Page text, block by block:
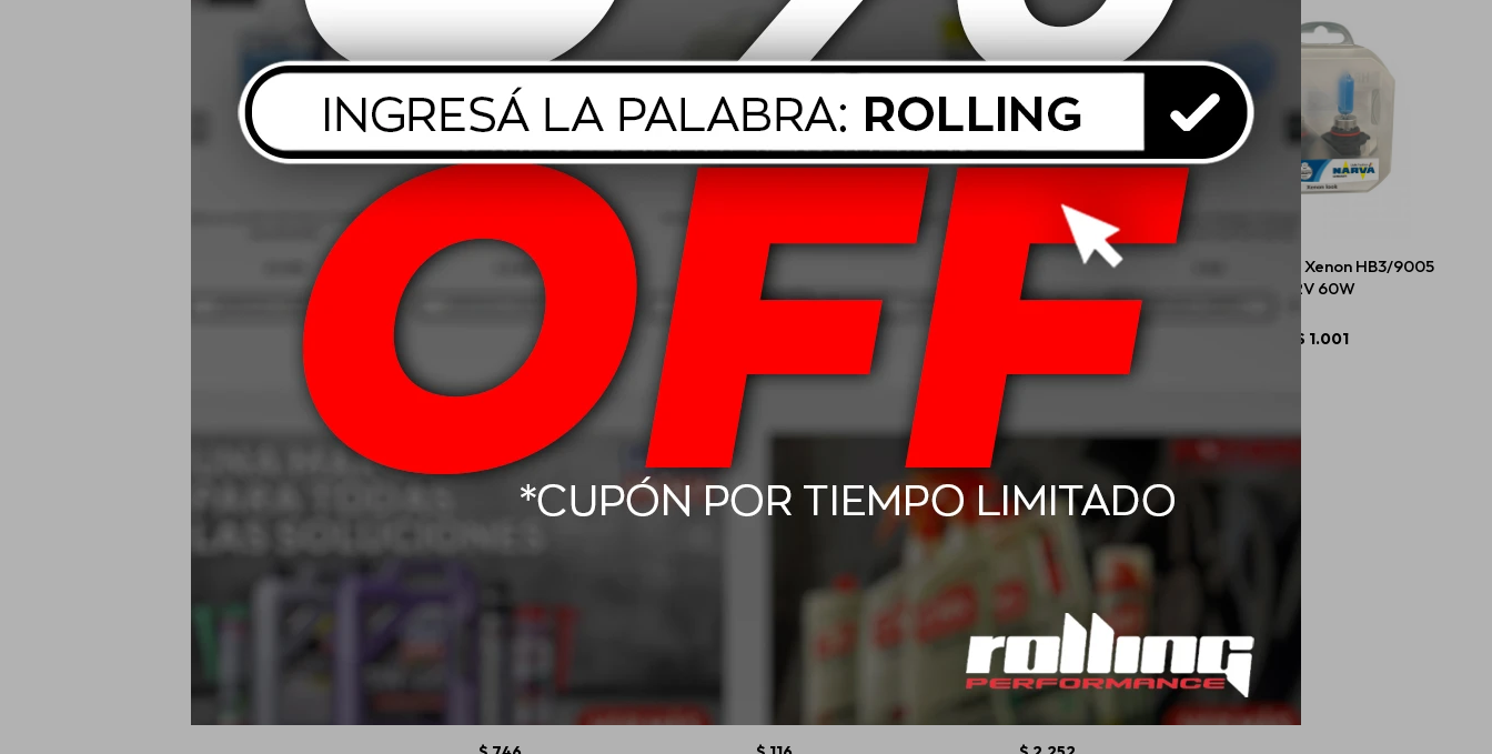
Narva Simil Xenon H3 12V 55W
Narva Simil Xenon HB4 (9006)
12V 55W
Narva Simil Xenon H1 12V 55W
Narva Simil Xenon HB3/9005
12V 60W
$ 1.001
Narva Simil Xenon H4 60/55W
T10 Festoon 12V 5W
Narva Led H7 6500K 12-24V
24W